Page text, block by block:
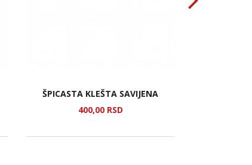
ŠPICASTA KLEŠTA SAVIJENA
400,00 RSD